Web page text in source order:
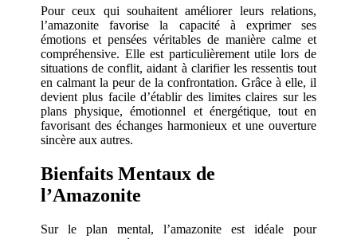
Pour ceux qui souhaitent améliorer leurs relations,
l’amazonite favorise la capacité à exprimer ses
émotions et pensées véritables de manière calme et
compréhensive. Elle est particulièrement utile lors de
situations de conflit, aidant à clarifier les ressentis tout
en calmant la peur de la confrontation. Grâce à elle, il
devient plus facile d’établir des limites claires sur les
plans physique, émotionnel et énergétique, tout en
favorisant des échanges harmonieux et une ouverture
sincère aux autres.
Bienfaits Mentaux de
l’Amazonite
Sur le plan mental, l’amazonite est idéale pour